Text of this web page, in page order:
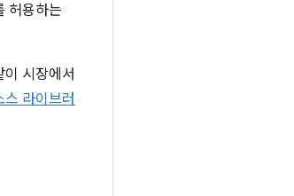
허용하는
시장에서
스 라이브러